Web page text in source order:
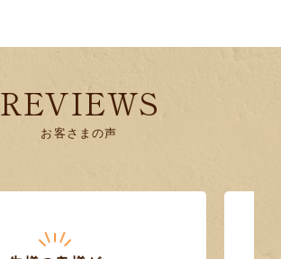
REVIEWS
お客さまの声